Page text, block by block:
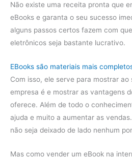
Não existe uma receita pronta que
eBooks e garanta o seu sucesso
alguns passos certos fazem com
eletrônicos seja bastante lucrativo.
EBooks são materiais mais
Com isso, ele serve para mostrar ao
empresa é e mostrar as vantagens
oferece. Além de todo o
ajuda e muito a aumentar as
não seja deixado de lado nenhum
Mas como vender um eBook na